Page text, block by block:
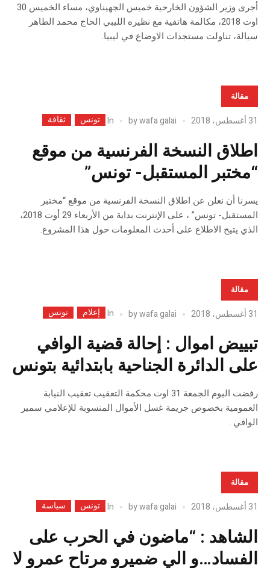
أجرى وزير الشؤون الخارحية خميس الجهيناوي، مساء الخميس 30
اوت 2018، مكالمة هاتفية مع نظيره الليبي الحاج محمد الطاهر
سيالة، تناولت مستجدات الاوضاع في ليبيا.
مقالة
31 أغسطس، 2018 bywafa galai
In تونس ثقافة
اطلاق النسخة الفرنسية من موقع
“مختبر المستقبل- تونس”
يسرنا أن نعلن عن اطلاق النسخة الفرنسية من موقع “مختبر
المستقبل- تونس” ، على الإنترنت بداية من الأربعاء 29 أوت 2018،
الذي يتيح الاطلاع على أحدث المعلومات حول هذا المشروع.
مقالة
31 أغسطس، 2018 bywafa galai
In إعلام تونس
تبييض اموال : إحالة قضية الوافي
على الدائرة الجناحية بابتدائية بتونس
رفضت اليوم الجمعة 31 اوت محكمة التعقيب تعقيب النيابة
العمومية بخصوص جريمة غسل الأموال المنسوبة للإعلامي سمير
الوافي .
مقالة
31 أغسطس، 2018 bywafa galai
In تونس سياسة
الشاهد : “ماضون في الحرب على
الفساد…و الي ضميرو مرتاح عمرو لا